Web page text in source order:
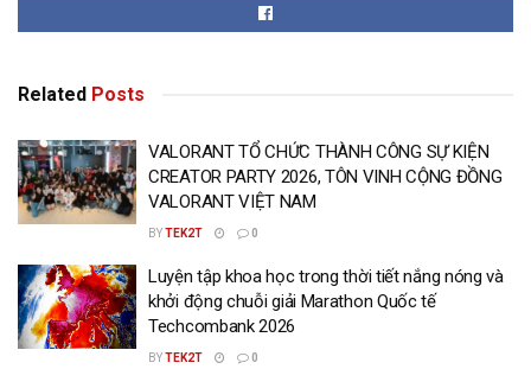
Related Posts
VALORANT TỔ CHỨC THÀNH CÔNG SỰ KIỆN
CREATOR PARTY 2026, TÔN VINH CỘNG ĐỒNG
VALORANT VIỆT NAM
BYTEK2T 0
Luyện tập khoa học trong thời tiết nắng nóng và
khởi động chuỗi giải Marathon Quốc tế
Techcombank 2026
BYTEK2T 0